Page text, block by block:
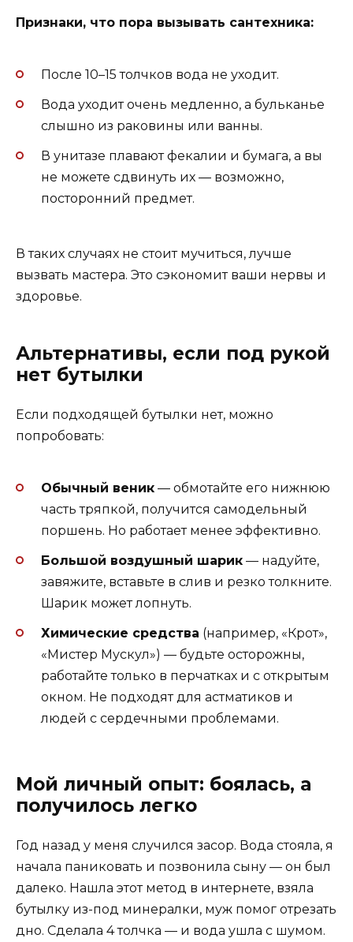
Признаки, что пора вызывать сантехника:
После 10–15 толчков вода не уходит.
Вода уходит очень медленно, а бульканье
слышно из раковины или ванны.
В унитазе плавают фекалии и бумага, а вы
не можете сдвинуть их — возможно,
посторонний предмет.
В таких случаях не стоит мучиться, лучше
вызвать мастера. Это сэкономит ваши нервы и
здоровье.
Альтернативы, если под рукой
нет бутылки
Если подходящей бутылки нет, можно
попробовать:
Обычный веник — обмотайте его нижнюю
часть тряпкой, получится самодельный
поршень. Но работает менее эффективно.
Большой воздушный шарик — надуйте,
завяжите, вставьте в слив и резко толкните.
Шарик может лопнуть.
Химические средства (например, «Крот»,
«Мистер Мускул») — будьте осторожны,
работайте только в перчатках и с открытым
окном. Не подходят для астматиков и
людей с сердечными проблемами.
Мой личный опыт: боялась, а
получилось легко
Год назад у меня случился засор. Вода стояла, я
начала паниковать и позвонила сыну — он был
далеко. Нашла этот метод в интернете, взяла
бутылку из-под минералки, муж помог отрезать
дно. Сделала 4 толчка — и вода ушла с шумом.